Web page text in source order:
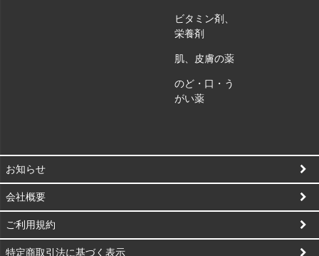
ビタミン剤、
栄養剤
肌、皮膚の薬
のど・口・う
がい薬
お知らせ
会社概要
ご利用規約
特定商取引法に基づく表示